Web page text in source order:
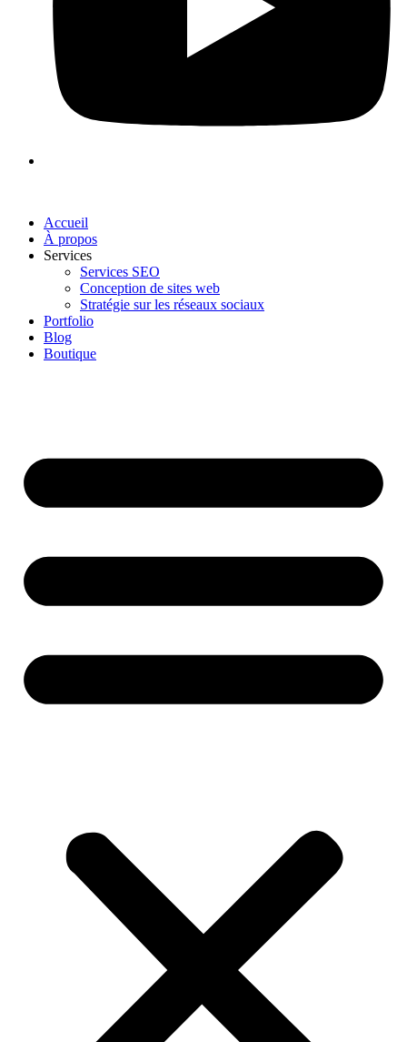
Accueil
À propos
Services
Services SEO
Conception de sites web
Stratégie sur les réseaux sociaux
Portfolio
Blog
Boutique